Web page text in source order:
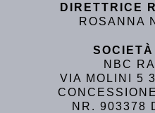
DIRETTRICE
ROSANNA
NBC
VIA MOLINI 5
NR. 903378